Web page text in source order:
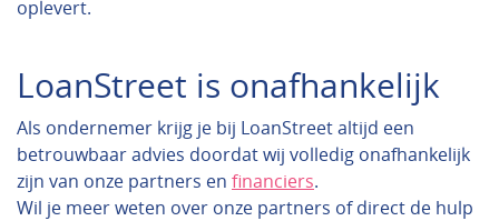
oplevert.
LoanStreet is onafhankelijk
Als ondernemer krijg je bij LoanStreet altijd een
betrouwbaar advies doordat wij volledig onafhankelijk
zijn van onze partners en financiers.
Wil je meer weten over onze partners of direct de hulp